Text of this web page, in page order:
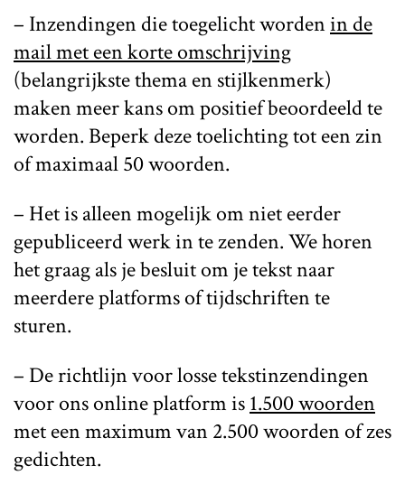
– Inzendingen die toegelicht wordenin de
mail met een korte omschrijving
(belangrijkste thema en stijlkenmerk)
maken meer kans om positief beoordeeld te
worden. Beperk deze toelichting tot een zin
of maximaal 50 woorden.
– Het is alleen mogelijk om niet eerder
gepubliceerd werk in te zenden. We horen
het graag als je besluit om je tekst naar
meerdere platforms of tijdschriften te
sturen.
– De richtlijn voor losse tekstinzendingen
voor ons online platform is1.500 woorden
met een maximum van 2.500 woorden of zes
gedichten.